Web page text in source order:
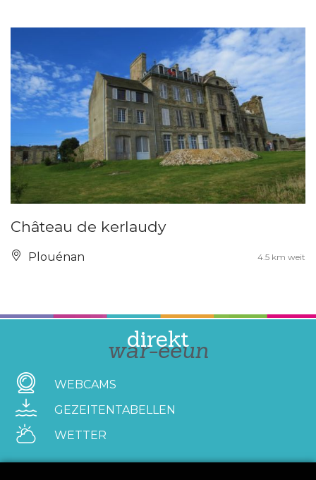
Château de kerlaudy
Plouénan 4.5 km weit
direkt
war-eeun
WEBCAMS
GEZEITENTABELLEN
WETTER